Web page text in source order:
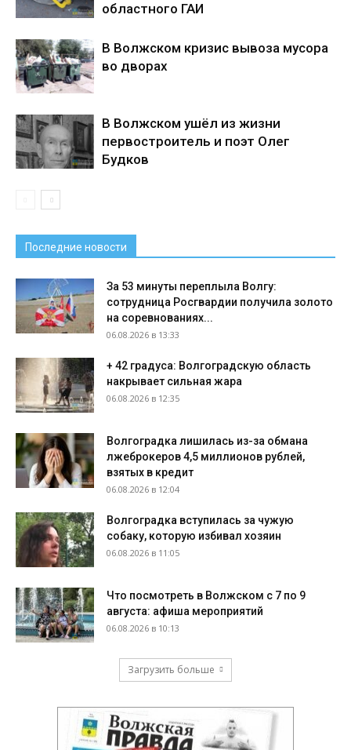
областного ГАИ
В Волжском кризис вывоза мусора
во дворах
В Волжском ушёл из жизни
первостроитель и поэт Олег
Будков
Последние новости
За 53 минуты переплыла Волгу:
сотрудница Росгвардии получила золото
на соревнованиях...
06.08.2026 в 13:33
+ 42 градуса: Волгоградскую область
накрывает сильная жара
06.08.2026 в 12:35
Волгоградка лишилась из-за обмана
лжеброкеров 4,5 миллионов рублей,
взятых в кредит
06.08.2026 в 12:04
Волгоградка вступилась за чужую
собаку, которую избивал хозяин
06.08.2026 в 11:05
Что посмотреть в Волжском с 7 по 9
августа: афиша мероприятий
06.08.2026 в 10:13
Загрузить больше